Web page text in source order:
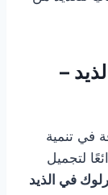
–
في تنمية
لتجميل
في الذيد